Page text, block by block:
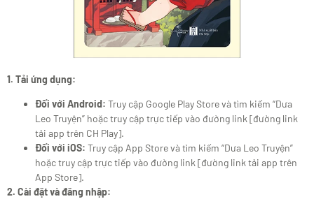
1. Tải ứng dụng:
Đối với Android: Truy cập Google Play Store và tìm kiếm “Dưa
Leo Truyện” hoặc truy cập trực tiếp vào đường link [đường link
tải app trên CH Play].
Đối với iOS: Truy cập App Store và tìm kiếm “Dưa Leo Truyện”
hoặc truy cập trực tiếp vào đường link [đường link tải app trên
App Store].
2. Cài đặt và đăng nhập: